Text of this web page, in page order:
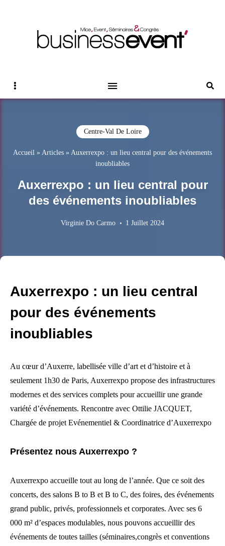
Sidebar
Centre-Val De Loire
Accueil » Articles » Auxerrexpo : un lieu central pour des événements
inoubliables
Auxerrexpo : un lieu central pour
des événements inoubliables
Virginie Do Carmo 1 Juillet 2024
Auxerrexpo : un lieu central
pour des événements
inoubliables
Au cœur d’Auxerre, labellisée ville d’art et d’histoire et à
seulement 1h30 de Paris, Auxerrexpo propose des infrastructures
modernes et des services complets pour accueillir une grande
variété d’événements. Rencontre avec Ottilie JACQUET,
Chargée de projet Evénementiel & Coordinatrice d’Auxerrexpo
Présentez nous Auxerrexpo ?
Auxerrexpo accueille tout au long de l’année. Que ce soit des
concerts, des salons B to B et B to C, des foires, des événements
grand public, privés, professionnels et corporates. Avec ses 6
000 m² d’espaces modulables, nous pouvons accueillir des
événements de toutes tailles (séminaires,congrès et conventions